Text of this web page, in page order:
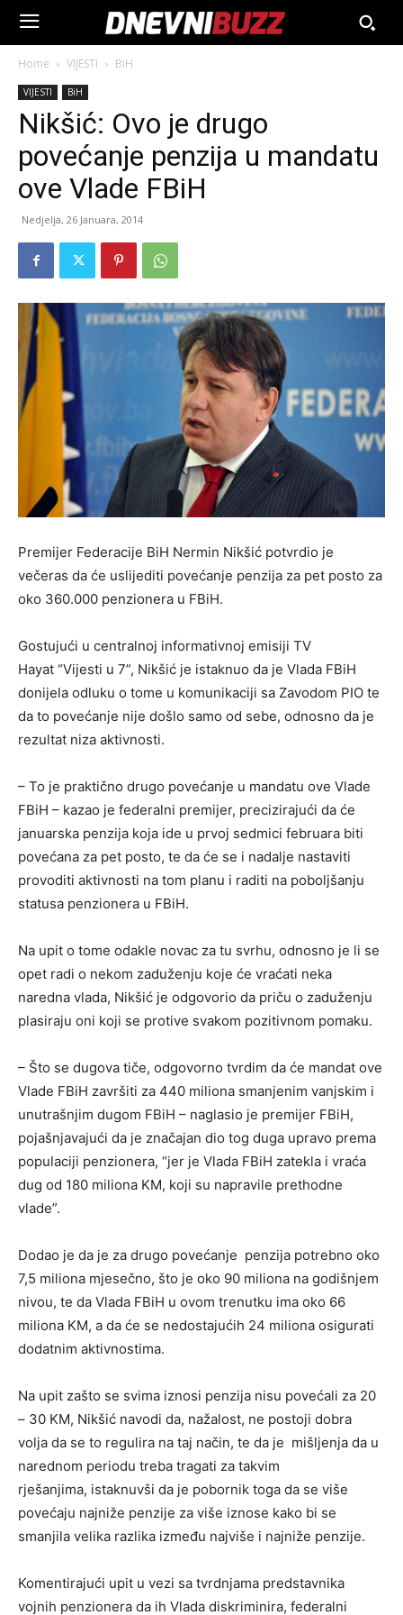
Home VIJESTI BiH
VIJESTI BiH
Nikšić: Ovo je drugo
povećanje penzija u mandatu
ove Vlade FBiH
Nedjelja, 26 Januara, 2014
Premijer Federacije BiH Nermin Nikšić potvrdio je
večeras da će uslijediti povećanje penzija za pet posto za
oko 360.000 penzionera u FBiH.
Gostujući u centralnoj informativnoj emisiji TV
Hayat “Vijesti u 7”, Nikšić je istaknuo da je Vlada FBiH
donijela odluku o tome u komunikaciji sa Zavodom PIO te
da to povećanje nije došlo samo od sebe, odnosno da je
rezultat niza aktivnosti.
– To je praktično drugo povećanje u mandatu ove Vlade
FBiH – kazao je federalni premijer, precizirajući da će
januarska penzija koja ide u prvoj sedmici februara biti
povećana za pet posto, te da će se i nadalje nastaviti
provoditi aktivnosti na tom planu i raditi na poboljšanju
statusa penzionera u FBiH.
Na upit o tome odakle novac za tu svrhu, odnosno je li se
opet radi o nekom zaduženju koje će vraćati neka
naredna vlada, Nikšić je odgovorio da priču o zaduženju
plasiraju oni koji se protive svakom pozitivnom pomaku.
– Što se dugova tiče, odgovorno tvrdim da će mandat ove
Vlade FBiH završiti za 440 miliona smanjenim vanjskim i
unutrašnjim dugom FBiH – naglasio je premijer FBiH,
pojašnjavajući da je značajan dio tog duga upravo prema
populaciji penzionera, “jer je Vlada FBiH zatekla i vraća
dug od 180 miliona KM, koji su napravile prethodne
vlade”.
Dodao je da je za drugo povećanje penzija potrebno oko
7,5 miliona mjesečno, što je oko 90 miliona na godišnjem
nivou, te da Vlada FBiH u ovom trenutku ima oko 66
miliona KM, a da će se nedostajućih 24 miliona osigurati
dodatnim aktivnostima.
Na upit zašto se svima iznosi penzija nisu povećali za 20
– 30 KM, Nikšić navodi da, nažalost, ne postoji dobra
volja da se to regulira na taj način, te da je mišljenja da u
narednom periodu treba tragati za takvim
rješanjima, istaknuvši da je pobornik toga da se više
povećaju najniže penzije za više iznose kako bi se
smanjila velika razlika između najviše i najniže penzije.
Komentirajući upit u vezi sa tvrdnjama predstavnika
vojnih penzionera da ih Vlada diskriminira, federalni